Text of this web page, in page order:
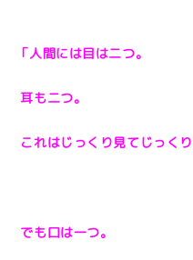
「人間には目は二つ。
耳も二つ。
これはじっくり見てじっく
でも口は一つ。